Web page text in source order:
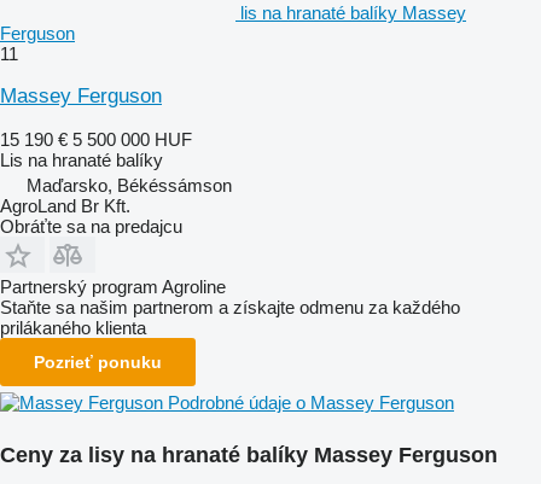
lis na hranaté balíky Massey
Ferguson
11
Massey Ferguson
15 190 € 5 500 000 HUF
Lis na hranaté balíky
Maďarsko, Békéssámson
AgroLand Br Kft.
Obráťte sa na predajcu
Partnerský program Agroline
Staňte sa našim partnerom a získajte odmenu za každého
prilákaného klienta
Pozrieť ponuku
Podrobné údaje o Massey Ferguson
Ceny za lisy na hranaté balíky Massey Ferguson